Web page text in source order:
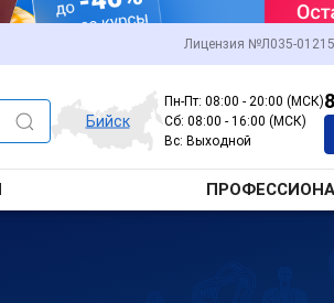
Лицензия №Л035-
Бийск
Пн-Пт: 08:00 - 20:00 (МСК)
Сб: 08:00 - 16:00 (МСК)
Вс: Выходной